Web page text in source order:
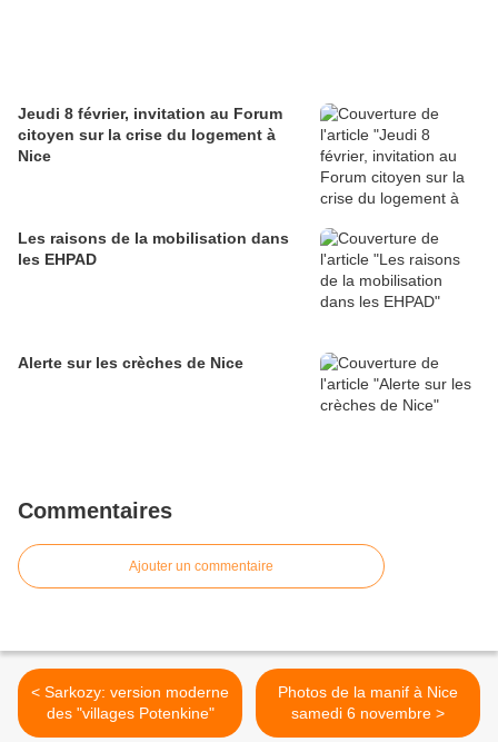
Jeudi 8 février, invitation au Forum
citoyen sur la crise du logement à
Nice
Les raisons de la mobilisation dans
les EHPAD
Alerte sur les crèches de Nice
Commentaires
Ajouter un commentaire
< Sarkozy: version moderne
des "villages Potenkine"
Photos de la manif à Nice
samedi 6 novembre >